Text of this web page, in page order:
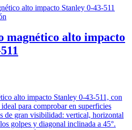
magnético alto impacto
alto impacto Stanley 0-43-511, con
para comprobar en superficies
de gran visibilidad: vertical, horizontal
golpes y diagonal inclinada a 45°.